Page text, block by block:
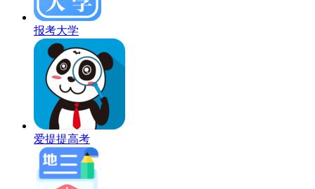
报考大学
爱提提高考